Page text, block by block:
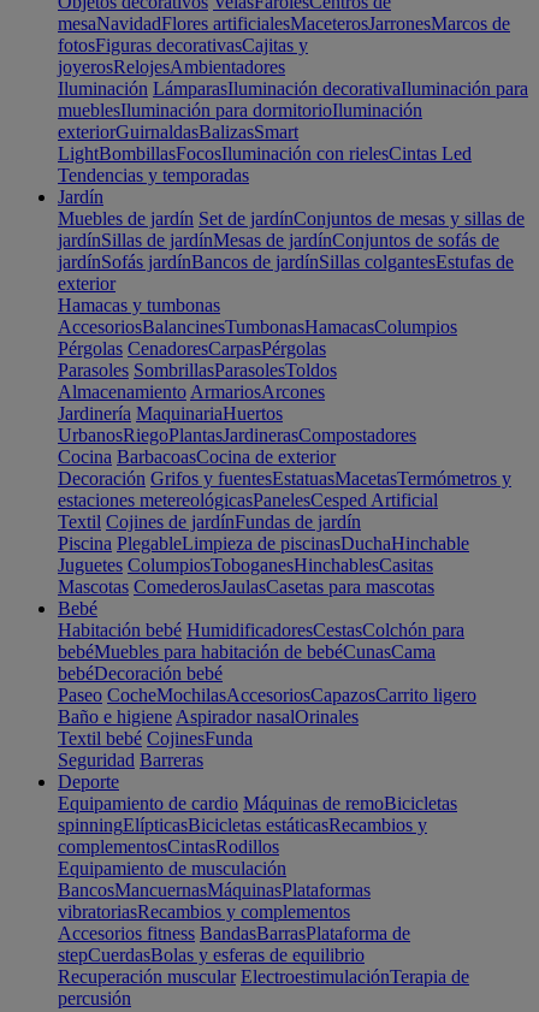
mesaNavidadFlores artificialesMaceterosJarronesMarcos de
fotosFiguras decorativasCajitas y
joyerosRelojesAmbientadores
Iluminación LámparasIluminación decorativaIluminación para
mueblesIluminación para dormitorioIluminación
exteriorGuirnaldasBalizasSmart
LightBombillasFocosIluminación con rielesCintas Led
Tendencias y temporadas
Jardín
Muebles de jardín Set de jardínConjuntos de mesas y sillas de
jardínSillas de jardínMesas de jardínConjuntos de sofás de
jardínSofás jardínBancos de jardínSillas colgantesEstufas de
exterior
Hamacas y tumbonas
AccesoriosBalancinesTumbonasHamacasColumpios
Pérgolas CenadoresCarpasPérgolas
Parasoles SombrillasParasolesToldos
Almacenamiento ArmariosArcones
Jardinería MaquinariaHuertos
UrbanosRiegoPlantasJardinerasCompostadores
Cocina BarbacoasCocina de exterior
Decoración Grifos y fuentesEstatuasMacetasTermómetros y
estaciones metereológicasPanelesCesped Artificial
Textil Cojines de jardínFundas de jardín
Piscina PlegableLimpieza de piscinasDuchaHinchable
Juguetes ColumpiosToboganesHinchablesCasitas
Mascotas ComederosJaulasCasetas para mascotas
Bebé
Habitación bebé HumidificadoresCestasColchón para
bebéMuebles para habitación de bebéCunasCama
bebéDecoración bebé
Paseo CocheMochilasAccesoriosCapazosCarrito ligero
Baño e higiene Aspirador nasalOrinales
Textil bebé CojinesFunda
Seguridad Barreras
Deporte
Equipamiento de cardio Máquinas de remoBicicletas
spinningElípticasBicicletas estáticasRecambios y
complementosCintasRodillos
Equipamiento de musculación
BancosMancuernasMáquinasPlataformas
vibratoriasRecambios y complementos
Accesorios fitness BandasBarrasPlataforma de
stepCuerdasBolas y esferas de equilibrio
Recuperación muscular ElectroestimulaciónTerapia de
percusión